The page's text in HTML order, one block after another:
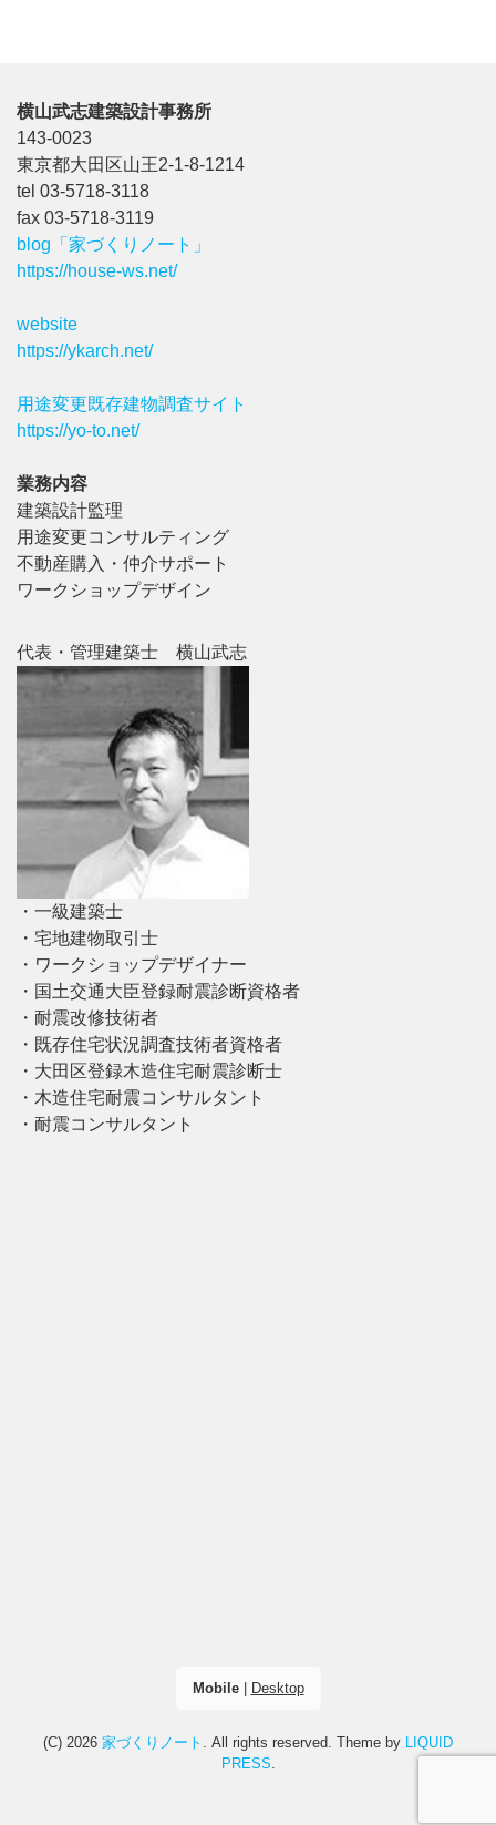
横山武志建築設計事務所
143-0023
東京都大田区山王2-1-8-1214
tel 03-5718-3118
fax 03-5718-3119
blog「家づくりノート」
https://house-ws.net/
website
https://ykarch.net/
用途変更既存建物調査サイト
https://yo-to.net/
業務内容
建築設計監理
用途変更コンサルティング
不動産購入・仲介サポート
ワークショップデザイン
代表・管理建築士 横山武志
・一級建築士
・宅地建物取引士
・ワークショップデザイナー
・国土交通大臣登録耐震診断資格者
・耐震改修技術者
・既存住宅状況調査技術者資格者
・大田区登録木造住宅耐震診断士
・木造住宅耐震コンサルタント
・耐震コンサルタント
Mobile| Desktop
(C) 2026 家づくりノート . All rights reserved. Theme by LIQUID
PRESS